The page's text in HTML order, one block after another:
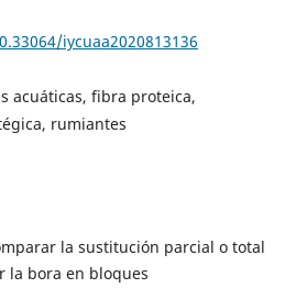
iycuaa2020813136
acuáticas, fibra proteica,
rumiantes
la sustitución parcial o total
la bora en bloques